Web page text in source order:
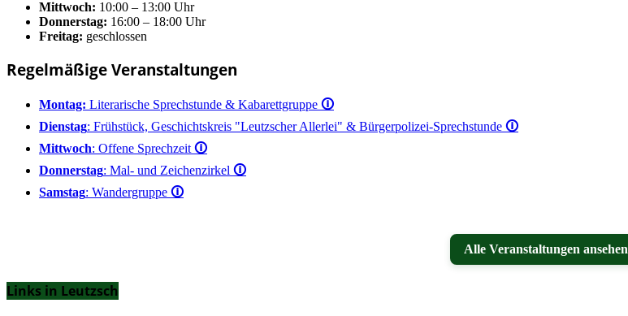
Mittwoch: 10:00 – 13:00 Uhr
Donnerstag: 16:00 – 18:00 Uhr
Freitag: geschlossen
Regelmäßige Veranstaltungen
Montag: Literarische Sprechstunde & Kabarettgruppe 🛈
Dienstag: Frühstück, Geschichtskreis "Leutzscher Allerlei" & Bürgerpolizei-Sprechstunde 🛈
Mittwoch: Offene Sprechzeit 🛈
Donnerstag: Mal- und Zeichenzirkel 🛈
Samstag: Wandergruppe 🛈
Alle Veranstaltungen ansehen
Links in Leutzsch